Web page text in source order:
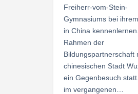
Freiherr-vom-Stein-
Gymnasiums bei
in China
Rahmen der
Bildungspartnerschaft
chinesischen Stadt
ein Gegenbesuch
im vergangenen…